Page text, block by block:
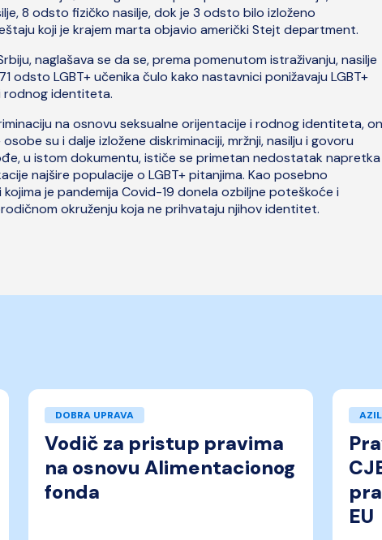
8 odsto fizičko nasilje, dok je 3 odsto bilo izloženo
koji je krajem marta objavio američki Stejt department.
naglašava se da se, prema pomenutom istraživanju, nasilje
odsto LGBT+ učenika čulo kako nastavnici ponižavaju LGBT+
rodnog identiteta.
na osnovu seksualne orijentacije i rodnog identiteta,
su i dalje izložene diskriminaciji, mržnji, nasilju i govoru
u istom dokumentu, ističe se primetan nedostatak napretka
najšire populacije o LGBT+ pitanjima. Kao posebno
je pandemija Covid-19 donela ozbiljne poteškoće i
okruženju koja ne prihvataju njihov identitet.
DOBRA UPRAVA
Vodič za pristup pravima
na osnovu Alimentacionog
fonda
EU